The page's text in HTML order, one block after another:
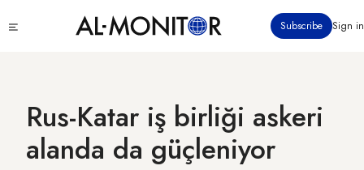
içeriğe
Subscribe Sign in
Rus-Katar iş birliği askeri
alanda da güçleniyor